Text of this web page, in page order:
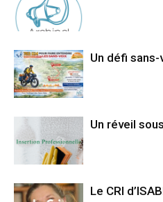
Un défi sans-
Un réveil
Le CRI